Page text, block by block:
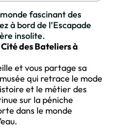
fascinant des
à bord de l’Escapade
insolite.
des Bateliers à
et vous partage sa
qui retrace le mode
et le métier des
sur la péniche
dans le monde